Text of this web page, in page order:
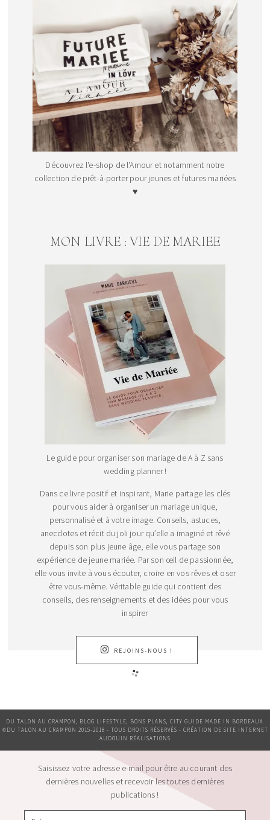
Découvrez l'e-shop de l'Amour et notamment notre
collection de prêt-à-porter pour jeunes et futures mariées
♥
MON LIVRE : VIE DE MARIEE
Le guide pour organiser son mariage de A à Z sans
wedding planner !
Dans ce livre positif et inspirant, Marie partage les clés
pour vous aider à organiser un mariage unique,
personnalisé et à votre image. Conseils, astuces,
anecdotes et récit du joli jour qu’elle a imaginé et rêvé
depuis son plus jeune âge, elle vous partage son
expérience de jeune mariée. Par son œil de passionnée,
elle vous invite à vous écouter, croire en vos rêves et oser
être vous-même. Véritable guide qui contient des
conseils, des renseignements et des idées pour vous
inspirer
REJOINS-NOUS !
DU TALON AU CRAMPON, BLOG LIFESTYLE, BONS PLANS, CITY GUIDE MADE IN BORDEAUX.
©DU TALON AU CRAMPON 2015-2018 - TOUS DROITS RÉSERVÉS - CRÉATION DE SITE INTERNET
AUDOUIN RÉALISATIONS
Saisissez votre adresse e-mail pour être au courant des
dernières nouvelles et recevoir les toutes dernières
publications !